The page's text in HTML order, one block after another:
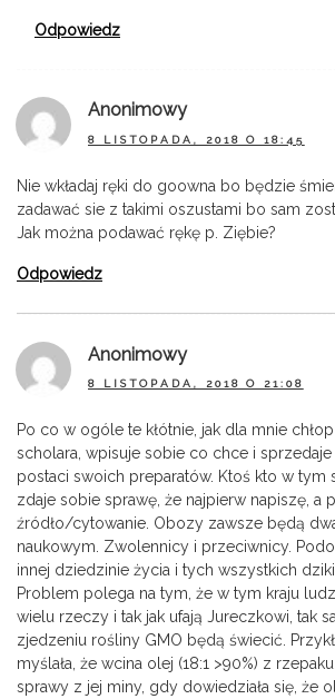
Odpowiedz
Anonimowy
8 LISTOPADA, 2018 O 18:45
Nie wkładaj ręki do goowna bo będzie
zadawać sie z takimi oszustami bo sam
Jak można podawać rękę p. Ziębie?
Odpowiedz
Anonimowy
8 LISTOPADA, 2018 O 21:08
Po co w ogóle te kłótnie, jak dla mnie
scholara, wpisuje sobie co chce i
postaci swoich preparatów. Ktoś kto w tym
zdaje sobie sprawę, że najpierw napiszę, a
źródło/cytowanie. Obozy zawsze będą
naukowym. Zwolennicy i przeciwnicy.
innej dziedzinie życia i tych wszystkich
Problem polega na tym, że w tym kraju
wielu rzeczy i tak jak ufają Jureczkowi, tak
zjedzeniu rośliny GMO będą świecić.
myślała, że wcina olej (18:1 >90%) z
sprawy z jej miny, gdy dowiedziała się, że